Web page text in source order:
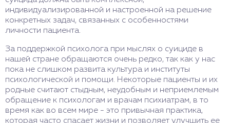
индивидуализированной и настроенной на решение
конкретных задач, связанных с особенностями
личности пациента.
За поддержкой психолога при мыслях о суициде в
нашей стране обращаются очень редко, так как у нас
пока не слишком развита культура и институты
психологической и помощи. Некоторые пациенты и их
родные считают стыдным, неудобным и неприемлемым
обращение к психологам и врачам психиатрам, в то
время как во всем мире - это привычная практика,
которая часто спасает жизни и позволяет улучшить ее